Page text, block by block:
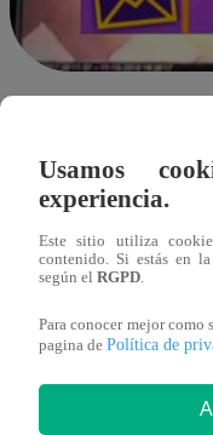
Una aterradora
arrojándole una
ganarse la vida de
vengarse, pues una
empiece a acosarla.
Usamos
experiencia.
Este sitio utiliza
contenido. Si estás en la
según el RGPD.
Para conocer mejor
pagina de Política de